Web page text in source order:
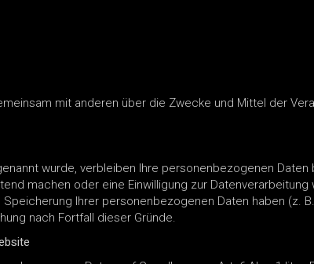
mit anderen über die Zwecke und Mittel der
wurde, verbleiben Ihre personenbezogenen
machen oder eine Einwilligung zur Datenverarbeitung
Ihrer personenbezogenen Daten haben (z.
nach Fortfall dieser Gründe.